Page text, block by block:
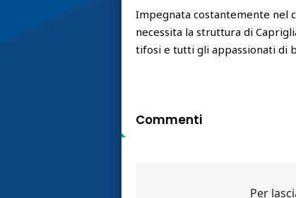
Impegnata costantemente nel
necessita la struttura di
tifosi e tutti gli appassionati di
Commenti